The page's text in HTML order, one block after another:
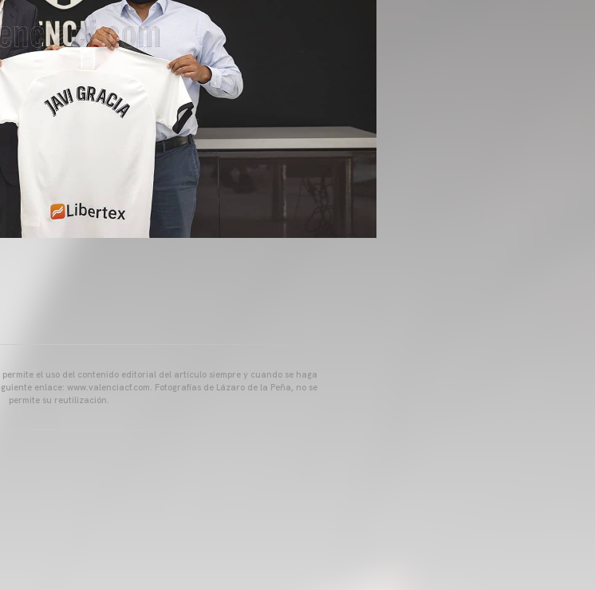
permite el uso del contenido editorial del artículo siempre y cuando se haga
enlace: www.valenciacf.com. Fotografías de Lázaro de la Peña, no se
permite su reutilización.